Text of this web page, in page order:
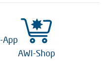
App
AWI-Shop